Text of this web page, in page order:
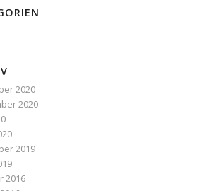
2020
2020
2019
2016